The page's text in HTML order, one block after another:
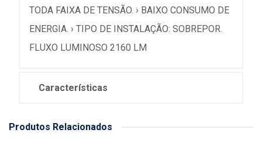
TODA FAIXA DE TENSÃO. › BAIXO CONSUMO DE
ENERGIA. › TIPO DE INSTALAÇÃO: SOBREPOR.
FLUXO LUMINOSO 2160 LM
Características
Produtos Relacionados